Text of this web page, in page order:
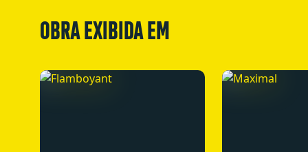
OBRA EXIBIDA EM